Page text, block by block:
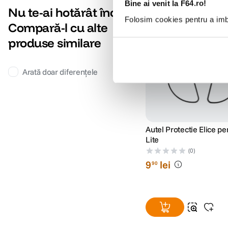
Bine ai venit la F64.ro!
Folosim cookies pentru a
Nu te-ai hotărât încă?
Compară-l cu alte
produse similare
Arată doar diferențele
Autel Protectie Elice
Lite
(0)
990 lei